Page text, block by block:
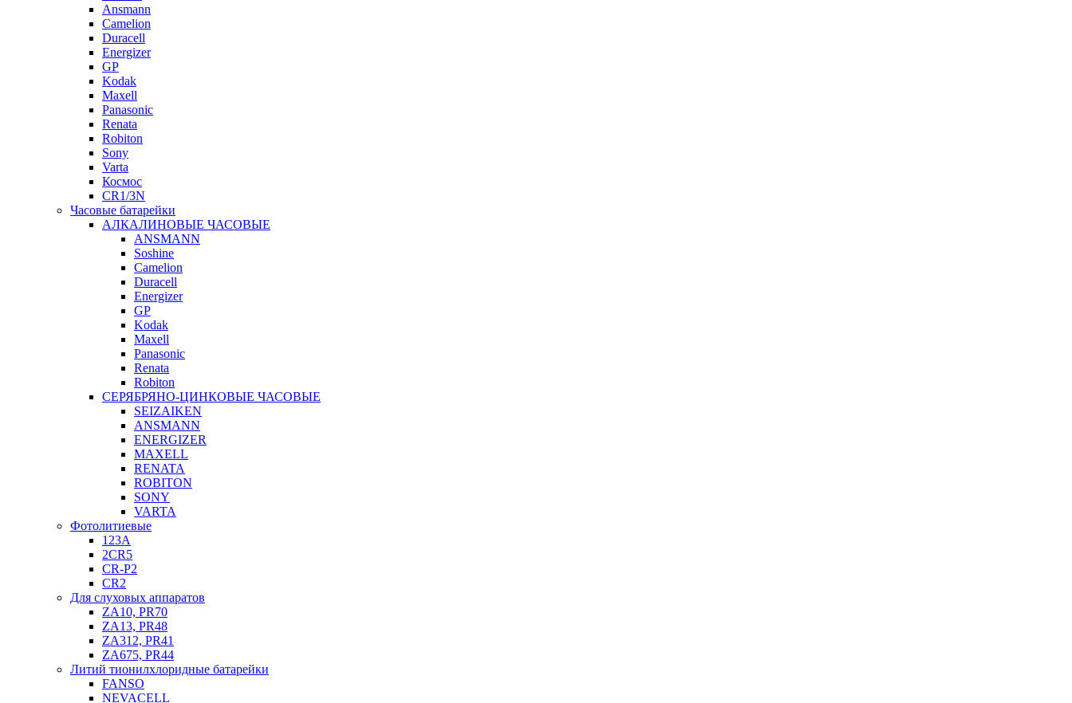
Ansmann
Camelion
Duracell
Energizer
GP
Kodak
Maxell
Panasonic
Renata
Robiton
Sony
Varta
Космос
CR1/3N
Часовые батарейки
АЛКАЛИНОВЫЕ ЧАСОВЫЕ
ANSMANN
Soshine
Camelion
Duracell
Energizer
GP
Kodak
Maxell
Panasonic
Renata
Robiton
СЕРЯБРЯНО-ЦИНКОВЫЕ ЧАСОВЫЕ
SEIZAIKEN
ANSMANN
ENERGIZER
MAXELL
RENATA
ROBITON
SONY
VARTA
Фотолитиевые
123A
2CR5
CR-P2
CR2
Для слуховых аппаратов
ZA10, PR70
ZA13, PR48
ZA312, PR41
ZA675, PR44
Литий тионилхлоридные батарейки
FANSO
NEVACELL